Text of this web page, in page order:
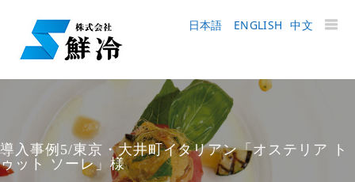
日本語 ENGLISH 中文
導入事例5/東京・大井町イタリアン「オステリア ト
ゥット ソーレ」様